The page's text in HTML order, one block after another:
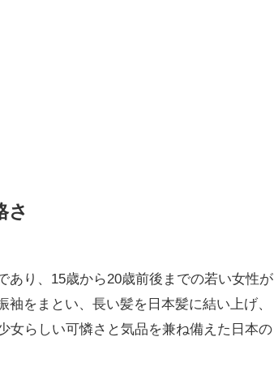
さ
あり、15歳から20歳前後までの若い女性が
をまとい、長い髪を日本髪に結い上げ、
女らしい可憐さと気品を兼ね備えた日本の